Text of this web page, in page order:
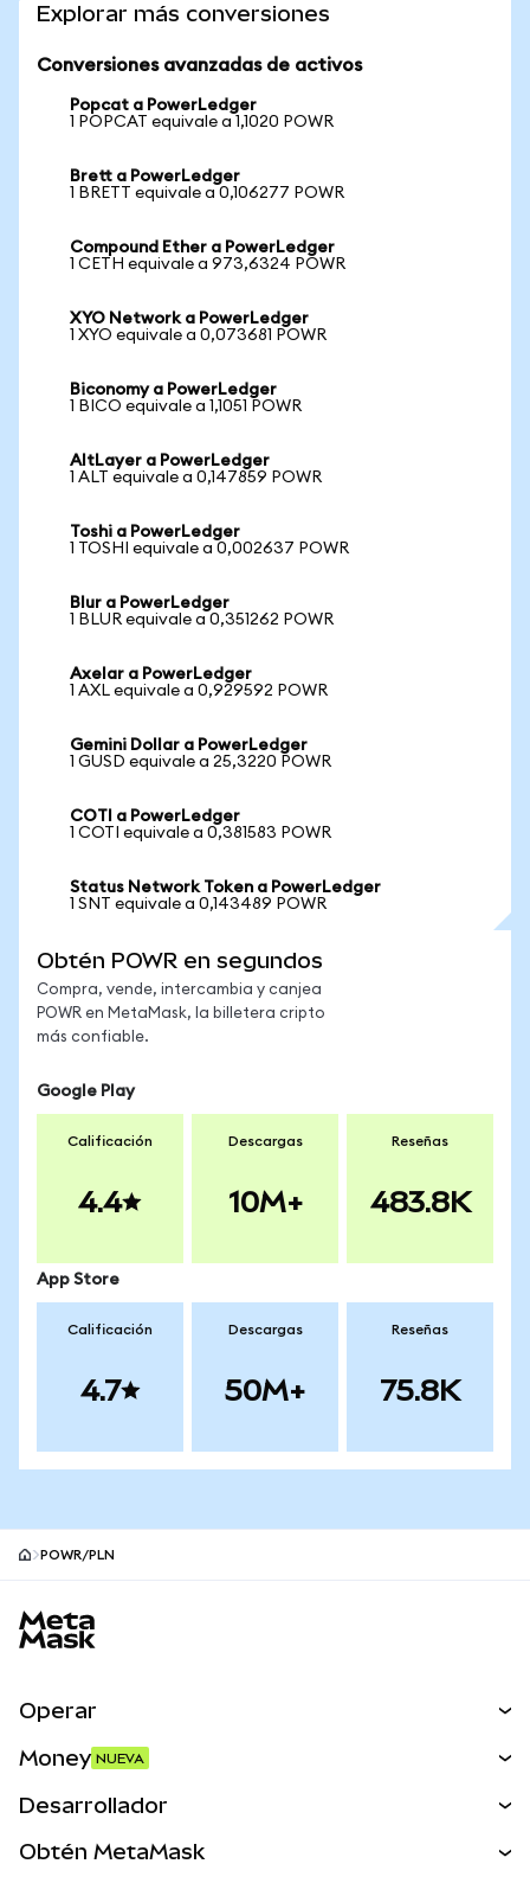
Explorar más conversiones
Conversiones avanzadas de activos
Popcat a PowerLedger
1 POPCAT equivale a 1,1020 POWR
Brett a PowerLedger
1 BRETT equivale a 0,106277 POWR
Compound Ether a PowerLedger
1 CETH equivale a 973,6324 POWR
XYO Network a PowerLedger
1 XYO equivale a 0,073681 POWR
Biconomy a PowerLedger
1 BICO equivale a 1,1051 POWR
AltLayer a PowerLedger
1 ALT equivale a 0,147859 POWR
Toshi a PowerLedger
1 TOSHI equivale a 0,002637 POWR
Blur a PowerLedger
1 BLUR equivale a 0,351262 POWR
Axelar a PowerLedger
1 AXL equivale a 0,929592 POWR
Gemini Dollar a PowerLedger
1 GUSD equivale a 25,3220 POWR
COTI a PowerLedger
1 COTI equivale a 0,381583 POWR
Status Network Token a PowerLedger
1 SNT equivale a 0,143489 POWR
Obtén POWR en segundos
Compra, vende, intercambia y canjea
POWR en MetaMask, la billetera cripto
más confiable.
Google Play
Calificación
4.4
Descargas
10M+
Reseñas
483.8K
App Store
Calificación
4.7
Descargas
50M+
Reseñas
75.8K
POWR/PLN
Operar
Activos del mundo real
Money NUEVA
Desarrollador
Obtén MetaMask